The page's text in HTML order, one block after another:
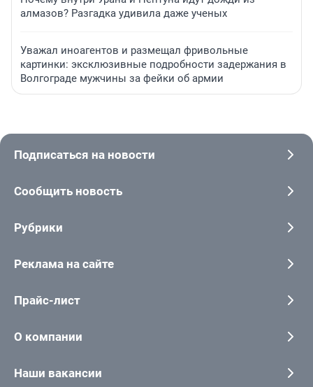
алмазов? Разгадка удивила даже ученых
Уважал иноагентов и размещал фривольные
картинки: эксклюзивные подробности задержания в
Волгограде мужчины за фейки об армии
Подписаться на новости
Сообщить новость
Рубрики
Реклама на сайте
Прайс-лист
О компании
Наши вакансии